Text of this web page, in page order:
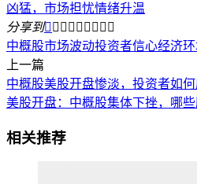
凶猛，市场担忧情绪升温
分享到        
中概股市场波动投资者信心经济
上一篇
中概股美股开盘惨淡，投资者如何
美股开盘：中概股集体下挫，哪些
相关推荐